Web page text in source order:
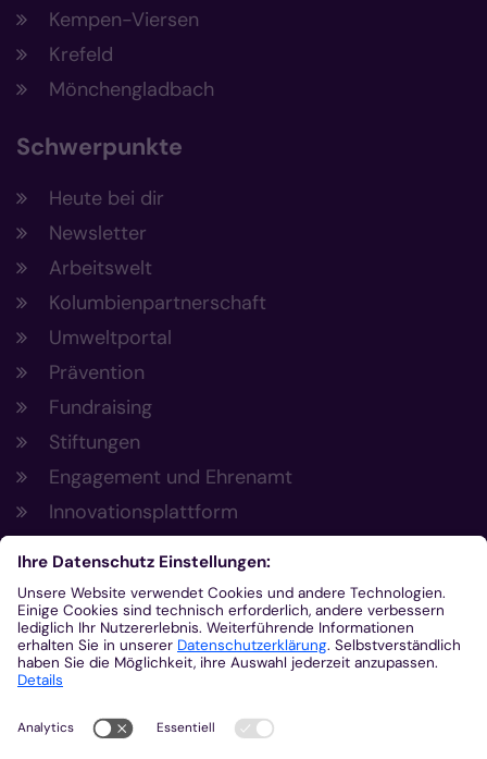
Kempen-Viersen
Krefeld
Mönchengladbach
Schwerpunkte
Heute bei dir
Newsletter
Arbeitswelt
Kolumbienpartnerschaft
Umweltportal
Prävention
Fundraising
Stiftungen
Engagement und Ehrenamt
Innovationsplattform
Aus der Plattform
Nachrichten
Veranstaltungen
Gottesdienste
Stellenangebote